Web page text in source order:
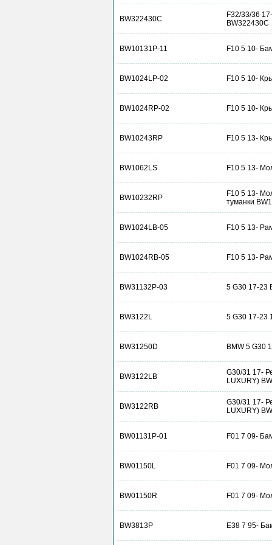
BW322430C
F32/33/36
BW322430C
BW10131P-11 F10 5 10-
BW1024LP-02 F10 5 10-
BW1024RP-02 F10 5 10-
BW10243RP F10 5 13-
BW1062LS F10 5 13-
BW10232RP
F10 5 13-
туманки
BW1024LB-05 F10 5 13-
BW1024RB-05 F10 5 13-
BW31132P-03 5 G30 17-23
BW3122L 5 G30 17-23
BW31250D BMW 5 G30
BW3122LB
G30/31 17-
LUXURY)
BW3122RB
G30/31 17-
LUXURY)
BW01131P-01 F01 7 09-
BW01150L F01 7 09-
BW01150R F01 7 09-
BW3813P E38 7 95-